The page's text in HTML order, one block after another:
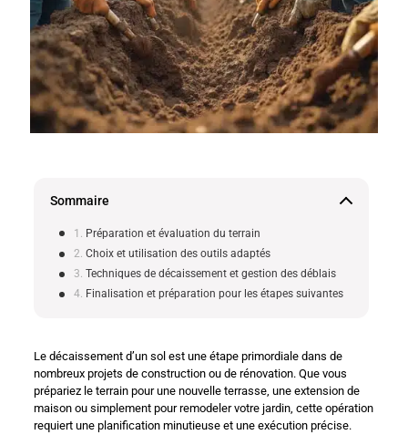
Sommaire
Préparation et évaluation du terrain
Choix et utilisation des outils adaptés
Techniques de décaissement et gestion des déblais
Finalisation et préparation pour les étapes suivantes
Le décaissement d’un sol est une étape primordiale dans de
nombreux projets de construction ou de rénovation. Que vous
prépariez le terrain pour une nouvelle terrasse, une extension de
maison ou simplement pour remodeler votre jardin, cette opération
requiert une planification minutieuse et une exécution précise.